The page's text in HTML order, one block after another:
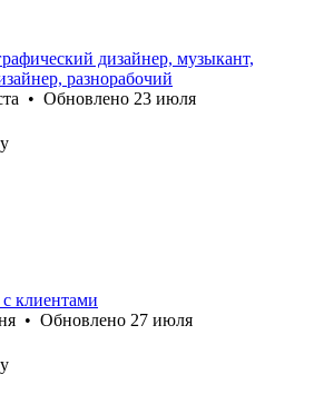
дизайнер, музыкант,
разнорабочий
• Обновлено 23 июля
клиентами
• Обновлено 27 июля